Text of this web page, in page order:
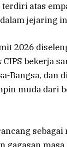
terdiri atas
jejaring
2026
CIPS bekerja
Bangsa, dan
muda dari
sebagai
masa